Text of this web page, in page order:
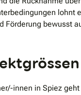
lohnt
Förderung bewusst
innen in Spiez